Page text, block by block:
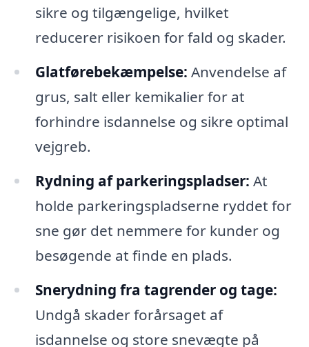
sikre og tilgængelige, hvilket
reducerer risikoen for fald og skader.
Glatførebekæmpelse: Anvendelse af
grus, salt eller kemikalier for at
forhindre isdannelse og sikre optimal
vejgreb.
Rydning af parkeringspladser: At
holde parkeringspladserne ryddet for
sne gør det nemmere for kunder og
besøgende at finde en plads.
Snerydning fra tagrender og tage:
Undgå skader forårsaget af
isdannelse og store snevægte på